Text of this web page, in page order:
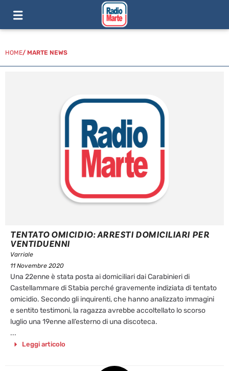
HOME/ MARTE NEWS
TENTATO OMICIDIO: ARRESTI DOMICILIARI PER
VENTIDUENNI
Varriale
11 Novembre 2020
Una 22enne è stata posta ai domiciliari dai Carabinieri di
Castellammare di Stabia perché gravemente indiziata di tentato
omicidio. Secondo gli inquirenti, che hanno analizzato immagini
e sentito testimoni, la ragazza avrebbe accoltellato lo scorso
luglio una 19enne all’esterno di una discoteca.
...
Leggi articolo